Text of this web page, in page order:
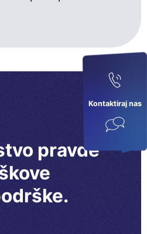
Kontaktiraj nas
pravde